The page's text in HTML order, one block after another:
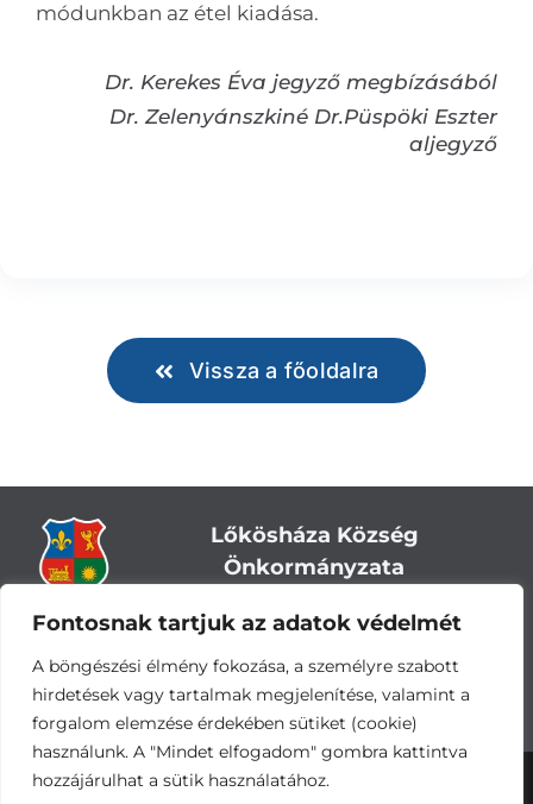
Fontosnak tartjuk az adatok védelmét
A böngészési élmény fokozása, a személyre szabott
hirdetések vagy tartalmak megjelenítése, valamint a
forgalom elemzése érdekében sütiket (cookie)
használunk. A "Mindet elfogadom" gombra kattintva
hozzájárulhat a sütik használatához.
módunkban az étel kiadása.
Dr. Kerekes Éva jegyző megbízásából
Dr. Zelenyánszkiné Dr.Püspöki Eszter
aljegyző
Vissza a főoldalra
Lőkösháza Község
Önkormányzata
Cím:5743 Lőkösháza, Eleki út 28.
Központi telefonszám:+36 66 244-244
E-mail: titkarsag@lokoshaza.hu
Hivatali Kapu: JZO28
Adatvédelemi nyilatkozat•